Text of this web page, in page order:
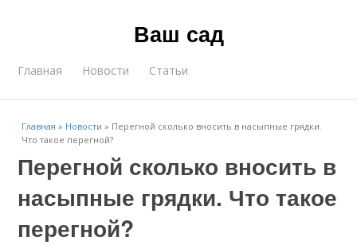
Ваш сад
Главная Новости Статьи
Главная » Новости » Перегной сколько вносить в насыпные грядки.
Что такое перегной?
Перегной сколько вносить в
насыпные грядки. Что такое
перегной?